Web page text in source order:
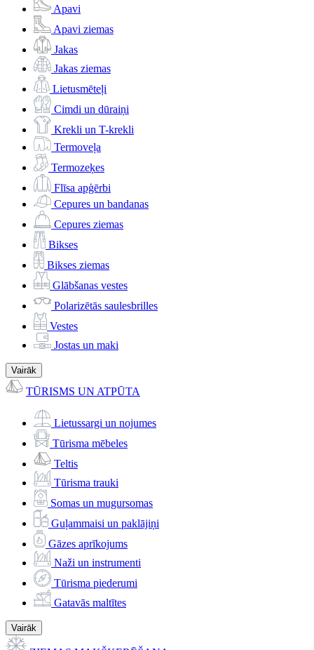
Apavi
Apavi ziemas
Jakas
Jakas ziemas
Lietusmēteļi
Cimdi un dūraiņi
Krekli un T-krekli
Termoveļa
Termozeķes
Flīsa apģērbi
Cepures un bandanas
Cepures ziemas
Bikses
Bikses ziemas
Glābšanas vestes
Polarizētās saulesbrilles
Vestes
Jostas un maki
Vairāk
TŪRISMS UN ATPŪTA
Lietussargi un nojumes
Tūrisma mēbeles
Teltis
Tūrisma trauki
Somas un mugursomas
Guļammaisi un paklājiņi
Gāzes aprīkojums
Naži un instrumenti
Tūrisma piederumi
Gatavās maltītes
Vairāk